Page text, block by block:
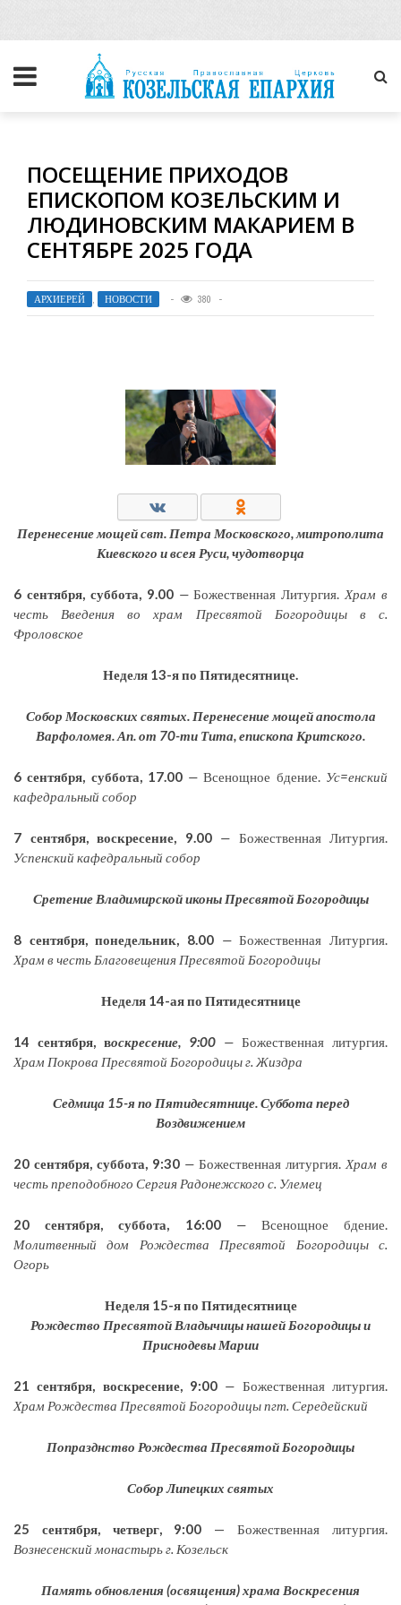
ПОСЕЩЕНИЕ ПРИХОДОВ
ЕПИСКОПОМ КОЗЕЛЬСКИМ И
ЛЮДИНОВСКИМ МАКАРИЕМ В
СЕНТЯБРЕ 2025 ГОДА
АРХИЕРЕЙ , НОВОСТИ 380
Перенесение мощей свт. Петра Московского, митрополита
Киевского и всея Руси, чудотворца
6 сентября, суббота, 9.00—Божественная Литургия. Храм в
честь Введения во храм Пресвятой Богородицы в с.
Фроловское
Неделя 13-я по Пятидесятнице.
Собор Московских святых. Перенесение мощей апостола
Варфоломея. Ап. от 70-ти Тита, епископа Критского.
6 сентября, суббота, 17.00—Всенощное бдение. Ус=енский
кафедральный собор
7 сентября, воскресение, 9.00— Божественная Литургия.
Успенский кафедральный собор
Сретение Владимирской иконы Пресвятой Богородицы
8 сентября, понедельник, 8.00 —Божественная Литургия.
Храм в честь Благовещения Пресвятой Богородицы
Неделя 14-ая по Пятидесятнице
14 сентября, воскресение, 9:00 — Божественная литургия.
Храм Покрова Пресвятой Богородицы г. Жиздра
Седмица 15-я по Пятидесятнице. Суббота перед
Воздвижением
20 сентября, суббота, 9:30 — Божественная литургия. Храм в
честь преподобного Сергия Радонежского с. Улемец
20 сентября, суббота, 16:00— Всенощное бдение.
Молитвенный дом Рождества Пресвятой Богородицы с.
Огорь
Неделя 15-я по Пятидесятнице
Рождество Пресвятой Владычицы нашей Богородицы и
Приснодевы Марии
21 сентября, воскресение, 9:00 — Божественная литургия.
Храм Рождества Пресвятой Богородицы пгт. Середейский
Попразднство Рождества Пресвятой Богородицы
Собор Липецких святых
25 сентября, четверг, 9:00 — Божественная литургия.
Вознесенский монастырь г. Козельск
Память обновления (освящения) храма Воскресения